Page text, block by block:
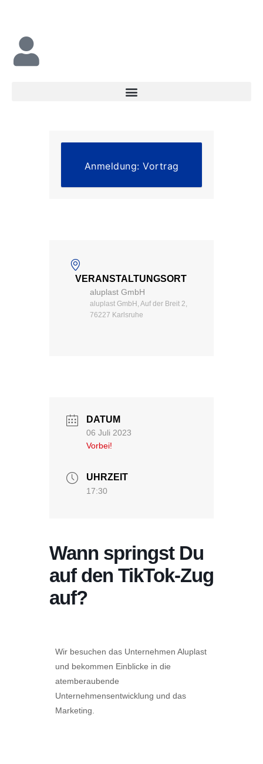
Anmeldung: Vortrag
VERANSTALTUNGSORT
aluplast GmbH
aluplast GmbH, Auf der Breit 2,
76227 Karlsruhe
DATUM
06 Juli 2023
Vorbei!
UHRZEIT
17:30
Wann springst Du
auf den TikTok-Zug
auf?
Wir besuchen das Unternehmen Aluplast
und bekommen Einblicke in die
atemberaubende
Unternehmensentwicklung und das
Marketing.